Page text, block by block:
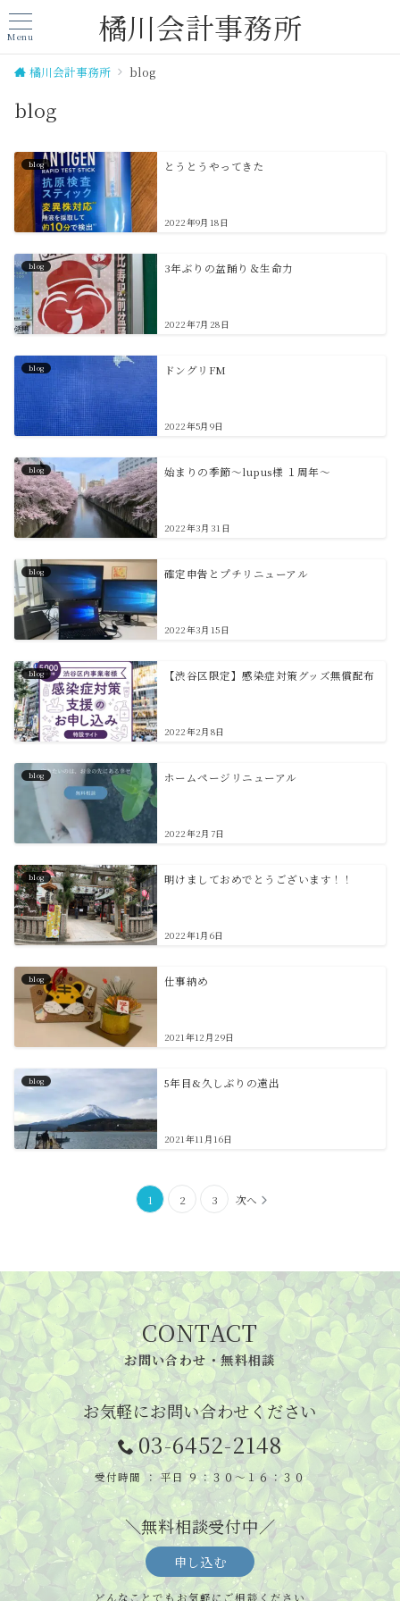
Menu 橘川会計事務所
橘川会計事務所 blog
blog
blog とうとうやってきた
2022年9月18日
blog 3年ぶりの盆踊り＆生命力
2022年7月28日
blog ドングリFM
2022年5月9日
blog 始まりの季節～lupus様 １周年～
2022年3月31日
blog 確定申告とプチリニューアル
2022年3月15日
blog 【渋谷区限定】感染症対策グッズ無償配布
2022年2月8日
blog ホームページリニューアル
2022年2月7日
blog 明けましておめでとうございます！！
2022年1月6日
blog 仕事納め
2021年12月29日
blog 5年目&久しぶりの遠出
2021年11月16日
ペ
ー
ジ
送
り
1 2 3 次へ
CONTACT
お問い合わせ・無料相談
お気軽にお問い合わせください
03-6452-2148
受付時間 ： 平日 ９：３０～１６：３０
＼無料相談受付中／
申し込む
どんなことでもお気軽にご相談ください